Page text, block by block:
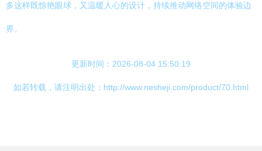
多这样既惊艳眼球，又温暖人心的设计，持续推动网络空间的体验边
界。
更新时间：2026-08-04 15:50:19
如若转载，请注明出处：http://www.nesheji.com/product/70.html